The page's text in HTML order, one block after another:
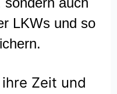
LKWs und so
Zeit und